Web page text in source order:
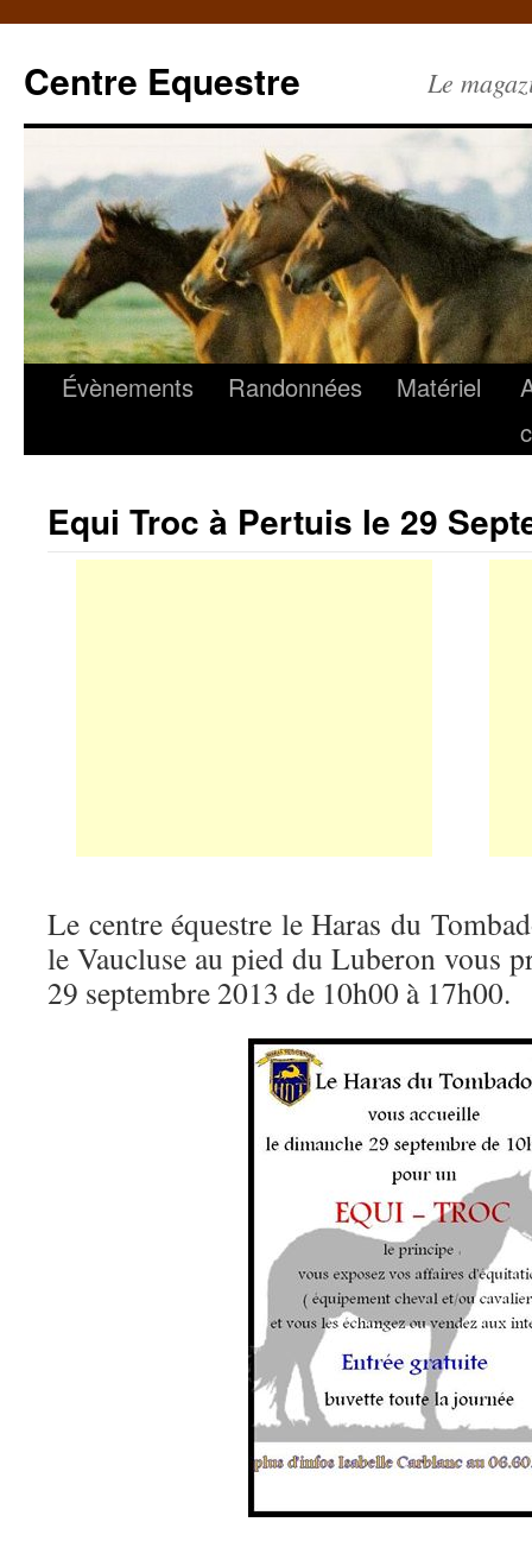
Centre Equestre Le
Évènements Randonnées Matériel
Equi Troc à Pertuis le 29
Le centre équestre le Haras du
le Vaucluse au pied du Luberon vous
29 septembre 2013 de 10h00 à 17h00.